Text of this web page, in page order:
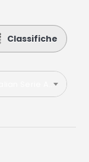
Classifiche
Italian Serie A 2025-2026